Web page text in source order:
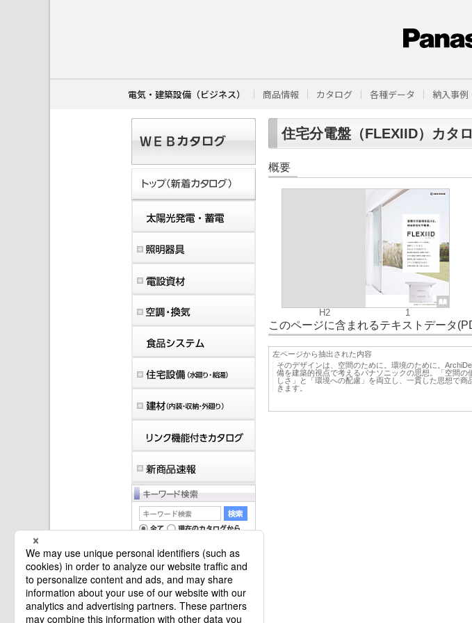
電気・建築設備（ビジネス） 商品情報 カタログ 各種データ 納入事例
住宅分電盤（FLEXIID）カタ
概要
H2 1
このページに含まれるテキストデータ
左ページから抽出された内容
そのデザインは、空間のために。環境のために。
備を建築的視点で考えるパナソニックの思想。「空間の
しさ」と「環境への配慮」を両立し、一貫した思想で商
きます。
マイバインダーは空です。